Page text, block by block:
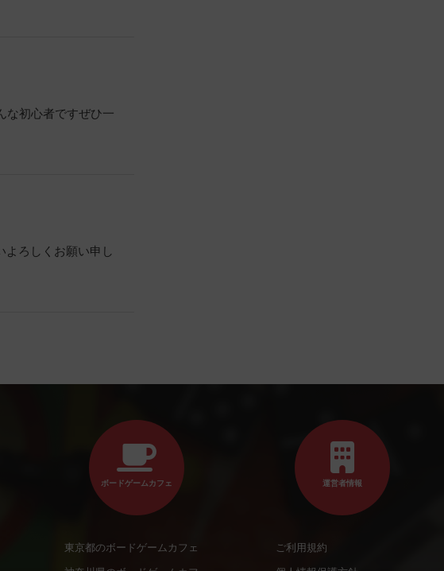
な初心者ですぜひ一
よろしくお願い申し
ボードゲームカフェ
東京都のボードゲームカフェ
運営者情報
ご利用規約